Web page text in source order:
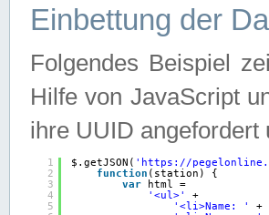
Einbettung der
Folgendes Beispiel
Hilfe von JavaScript
ihre UUID
1
2
3
4
5
$.getJSON( ' https://
function (station) {
var
html =
'<ul>'
+
'<li>Name: '
+